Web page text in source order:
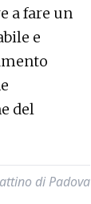
a fare un
e
del
di Padova